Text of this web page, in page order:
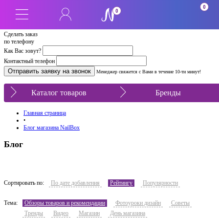
Сделать заказ
по телефону
Как Вас зовут?
Контактный телефон
Менеджер свяжется с Вами в течение 10-ти минут!
0
0
Каталог товаров Бренды
Главная страница
•
Блог магазина NailBox
Блог
Сортировать по: По дате добавления Рейтингу Популярности
Тема: Обзоры товаров и рекомендации Фотоуроки дизайн
Советы
Тренды
Видео Магазин День магазина